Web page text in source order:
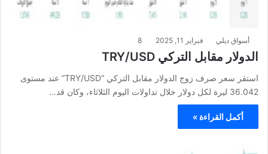
أسواق ديلي فبراير 11, 2025 8
الدولار مقابل التركي TRY/USD
استقر سعر صرف زوج الدولار مقابل التركي “TRY/USD” عند مستوى
36.042 ليرة لكل دولار خلال تداولات اليوم الثلاثاء، وكان قد…
أكمل القراءة »